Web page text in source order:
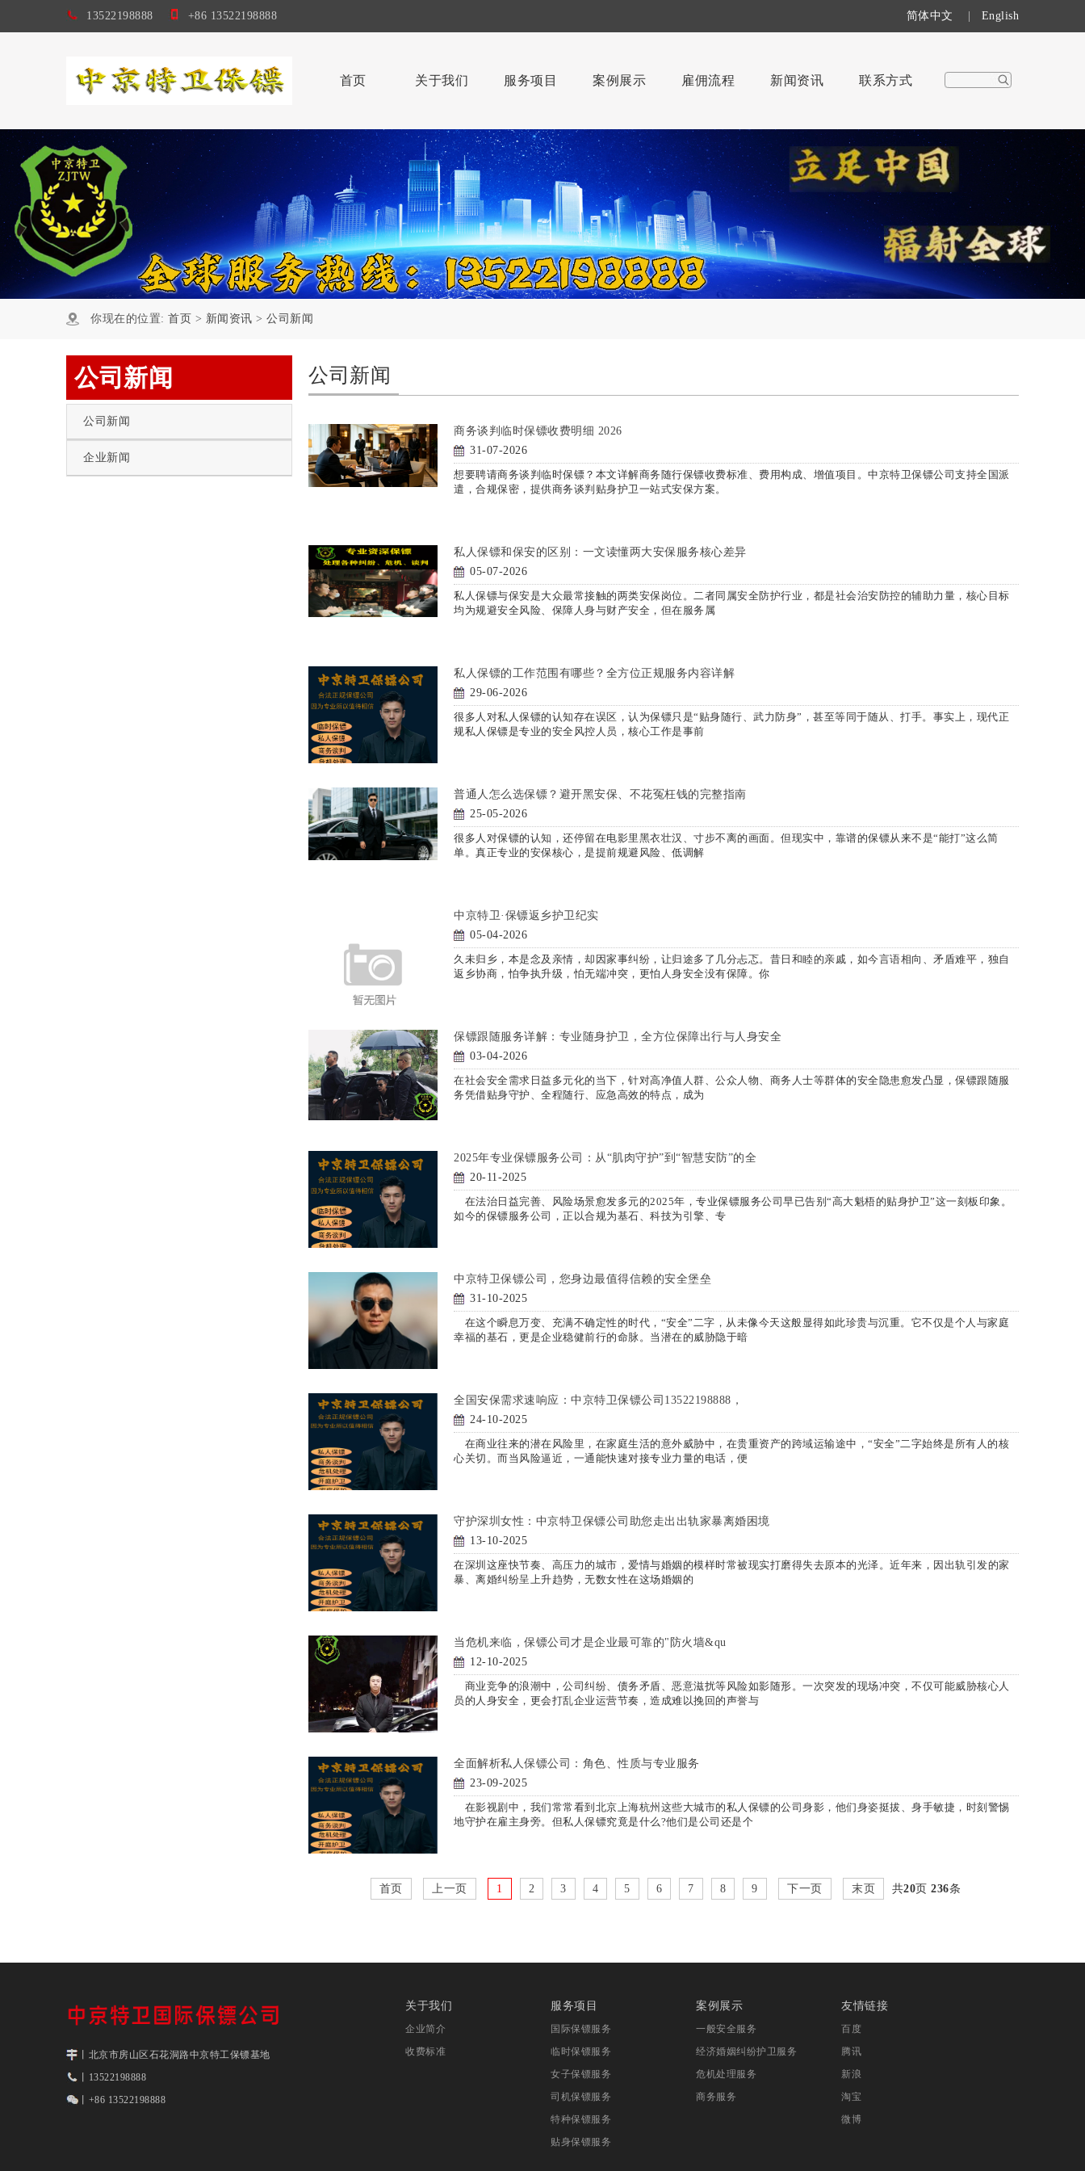
简体中文 English
13522198888 +86 13522198888
首页 关于我们 服务项目 案例展示 雇佣流程 新闻资讯 联系方式
你现在的位置: 首页 > 新闻资讯 > 公司新闻
公司新闻
公司新闻
企业新闻
公司新闻
商务谈判临时保镖收费明细 2026
31-07-2026
想要聘请商务谈判临时保镖？本文详解商务随行保镖收费标准、费用构成、增值项目。中京特卫保镖公司支持全国派
遣，合规保密，提供商务谈判贴身护卫一站式安保方案。
私人保镖和保安的区别：一文读懂两大安保服务核心差异
05-07-2026
私人保镖与保安是大众最常接触的两类安保岗位。二者同属安全防护行业，都是社会治安防控的辅助力量，核心目标
均为规避安全风险、保障人身与财产安全，但在服务属
私人保镖的工作范围有哪些？全方位正规服务内容详解
29-06-2026
很多人对私人保镖的认知存在误区，认为保镖只是“贴身随行、武力防身”，甚至等同于随从、打手。事实上，现代正
规私人保镖是专业的安全风控人员，核心工作是事前
普通人怎么选保镖？避开黑安保、不花冤枉钱的完整指南
25-05-2026
很多人对保镖的认知，还停留在电影里黑衣壮汉、寸步不离的画面。但现实中，靠谱的保镖从来不是“能打”这么简
单。真正专业的安保核心，是提前规避风险、低调解
中京特卫·保镖返乡护卫纪实
05-04-2026
久未归乡，本是念及亲情，却因家事纠纷，让归途多了几分忐忑。昔日和睦的亲戚，如今言语相向、矛盾难平，独自
返乡协商，怕争执升级，怕无端冲突，更怕人身安全没有保障。你
保镖跟随服务详解：专业随身护卫，全方位保障出行与人身安全
03-04-2026
在社会安全需求日益多元化的当下，针对高净值人群、公众人物、商务人士等群体的安全隐患愈发凸显，保镖跟随服
务凭借贴身守护、全程随行、应急高效的特点，成为
2025年专业保镖服务公司：从“肌肉守护”到“智慧安防”的全
20-11-2025
在法治日益完善、风险场景愈发多元的2025年，专业保镖服务公司早已告别“高大魁梧的贴身护卫”这一刻板印象。
如今的保镖服务公司，正以合规为基石、科技为引擎、专
中京特卫保镖公司，您身边最值得信赖的安全堡垒
31-10-2025
在这个瞬息万变、充满不确定性的时代，“安全”二字，从未像今天这般显得如此珍贵与沉重。它不仅是个人与家庭
幸福的基石，更是企业稳健前行的命脉。当潜在的威胁隐于暗
全国安保需求速响应：中京特卫保镖公司13522198888，
24-10-2025
在商业往来的潜在风险里，在家庭生活的意外威胁中，在贵重资产的跨域运输途中，“安全”二字始终是所有人的核
心关切。而当风险逼近，一通能快速对接专业力量的电话，便
守护深圳女性：中京特卫保镖公司助您走出出轨家暴离婚困境
13-10-2025
在深圳这座快节奏、高压力的城市，爱情与婚姻的模样时常被现实打磨得失去原本的光泽。近年来，因出轨引发的家
暴、离婚纠纷呈上升趋势，无数女性在这场婚姻的
当危机来临，保镖公司才是企业最可靠的"防火墙&qu
12-10-2025
商业竞争的浪潮中，公司纠纷、债务矛盾、恶意滋扰等风险如影随形。一次突发的现场冲突，不仅可能威胁核心人
员的人身安全，更会打乱企业运营节奏，造成难以挽回的声誉与
全面解析私人保镖公司：角色、性质与专业服务
23-09-2025
在影视剧中，我们常常看到北京上海杭州这些大城市的私人保镖的公司身影，他们身姿挺拔、身手敏捷，时刻警惕
地守护在雇主身旁。但私人保镖究竟是什么?他们是公司还是个
首页 上一页 1 2 3 4 5 6 7 8 9 下一页 末页 共20页236条
丨北京市房山区石花洞路中京特工保镖基地
丨13522198888
丨+86 13522198888
关于我们
企业简介
收费标准
服务项目
国际保镖服务
临时保镖服务
女子保镖服务
司机保镖服务
特种保镖服务
贴身保镖服务
案例展示
一般安全服务
经济婚姻纠纷护卫服务
危机处理服务
商务服务
友情链接
百度
腾讯
新浪
淘宝
微博